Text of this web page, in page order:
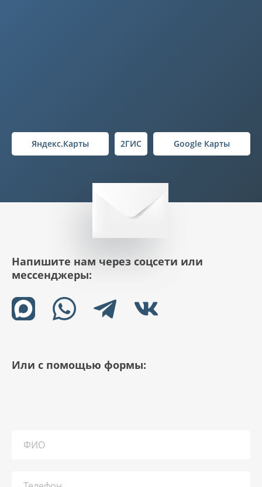
Яндекс.Карты 2ГИС Google Карты
Напишите нам через соцсети или
мессенджеры:
Или с помощью формы: